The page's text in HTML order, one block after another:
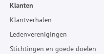
Klanten
Klantverhalen
Ledenverenigingen
Stichtingen en goede doelen